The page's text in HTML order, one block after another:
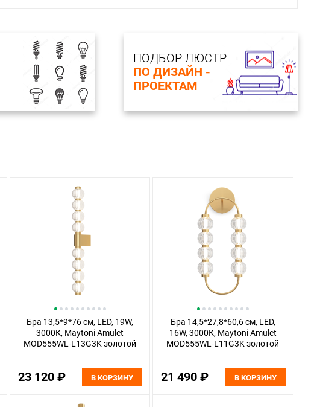
ПОДБОР ЛЮСТР
ПО ДИЗАЙН -
ПРОЕКТАМ
Бра 13,5*9*76 см, LED, 19W,
3000К, Maytoni Amulet
MOD555WL-L13G3K золотой
23 120 ₽ В КОРЗИНУ
Бра 14,5*27,8*60,6 см, LED,
16W, 3000К, Maytoni Amulet
MOD555WL-L11G3K золотой
21 490 ₽ В КОРЗИНУ